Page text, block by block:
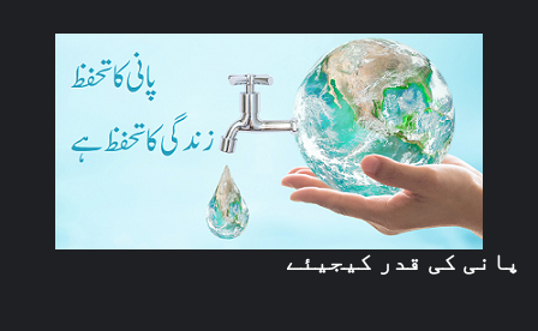
پانی کی قدر کیجیئے